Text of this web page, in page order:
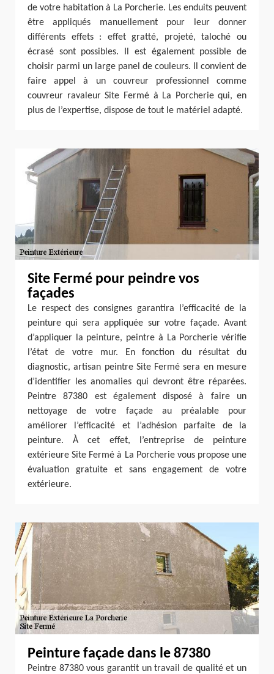
de votre habitation à La Porcherie. Les enduits peuvent
être appliqués manuellement pour leur donner
différents effets : effet gratté, projeté, taloché ou
écrasé sont possibles. Il est également possible de
choisir parmi un large panel de couleurs. Il convient de
faire appel à un couvreur professionnel comme
couvreur ravaleur Site Fermé à La Porcherie qui, en
plus de l’expertise, dispose de tout le matériel adapté.
Site Fermé pour peindre vos
façades
Le respect des consignes garantira l’efficacité de la
peinture qui sera appliquée sur votre façade. Avant
d’appliquer la peinture, peintre à La Porcherie vérifie
l’état de votre mur. En fonction du résultat du
diagnostic, artisan peintre Site Fermé sera en mesure
d’identifier les anomalies qui devront être réparées.
Peintre 87380 est également disposé à faire un
nettoyage de votre façade au préalable pour
améliorer l’efficacité et l’adhésion parfaite de la
peinture. À cet effet, l’entreprise de peinture
extérieure Site Fermé à La Porcherie vous propose une
évaluation gratuite et sans engagement de votre
extérieure.
Peinture façade dans le 87380
Peintre 87380 vous garantit un travail de qualité et un